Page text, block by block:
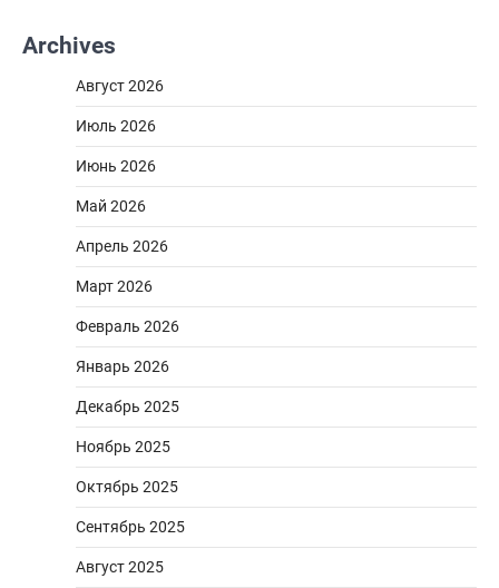
Archives
Август 2026
Июль 2026
Июнь 2026
Май 2026
Апрель 2026
Март 2026
Февраль 2026
Январь 2026
Декабрь 2025
Ноябрь 2025
Октябрь 2025
Сентябрь 2025
Август 2025